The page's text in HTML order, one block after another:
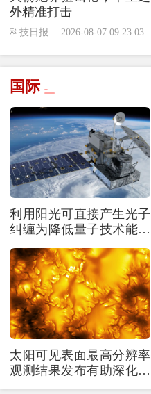
外精准打击
科技日报 | 2026-08-07 09:23:03
国际
利用阳光可直接产生光子
纠缠为降低量子技术能耗
提供新思路
太阳可见表面最高分辨率
观测结果发布有助深化对
天体磁场机制的理解